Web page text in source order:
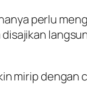
perlu
mirip dengan